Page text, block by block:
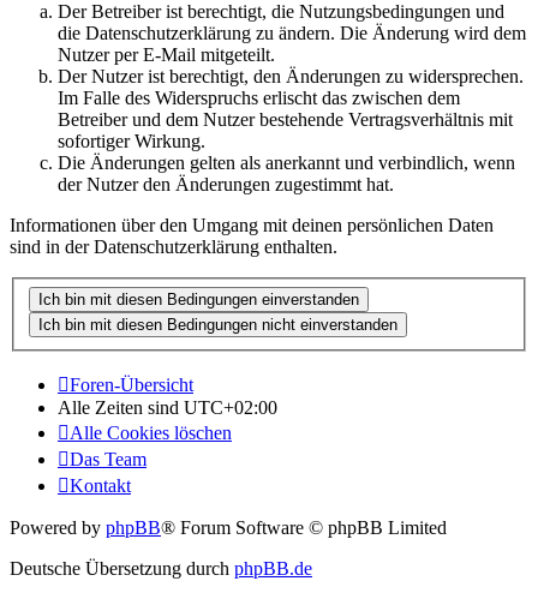
Der Betreiber ist berechtigt, die Nutzungsbedingungen und
die Datenschutzerklärung zu ändern. Die Änderung wird dem
Nutzer per E-Mail mitgeteilt.
Der Nutzer ist berechtigt, den Änderungen zu widersprechen.
Im Falle des Widerspruchs erlischt das zwischen dem
Betreiber und dem Nutzer bestehende Vertragsverhältnis mit
sofortiger Wirkung.
Die Änderungen gelten als anerkannt und verbindlich, wenn
der Nutzer den Änderungen zugestimmt hat.
Informationen über den Umgang mit deinen persönlichen Daten
sind in der Datenschutzerklärung enthalten.
Foren-Übersicht
Alle Zeiten sind UTC+02:00
Alle Cookies löschen
Das Team
Kontakt
Powered by phpBB® Forum Software © phpBB Limited
Deutsche Übersetzung durch phpBB.de